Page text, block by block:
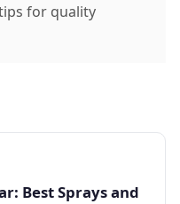
for quality
Best Sprays and